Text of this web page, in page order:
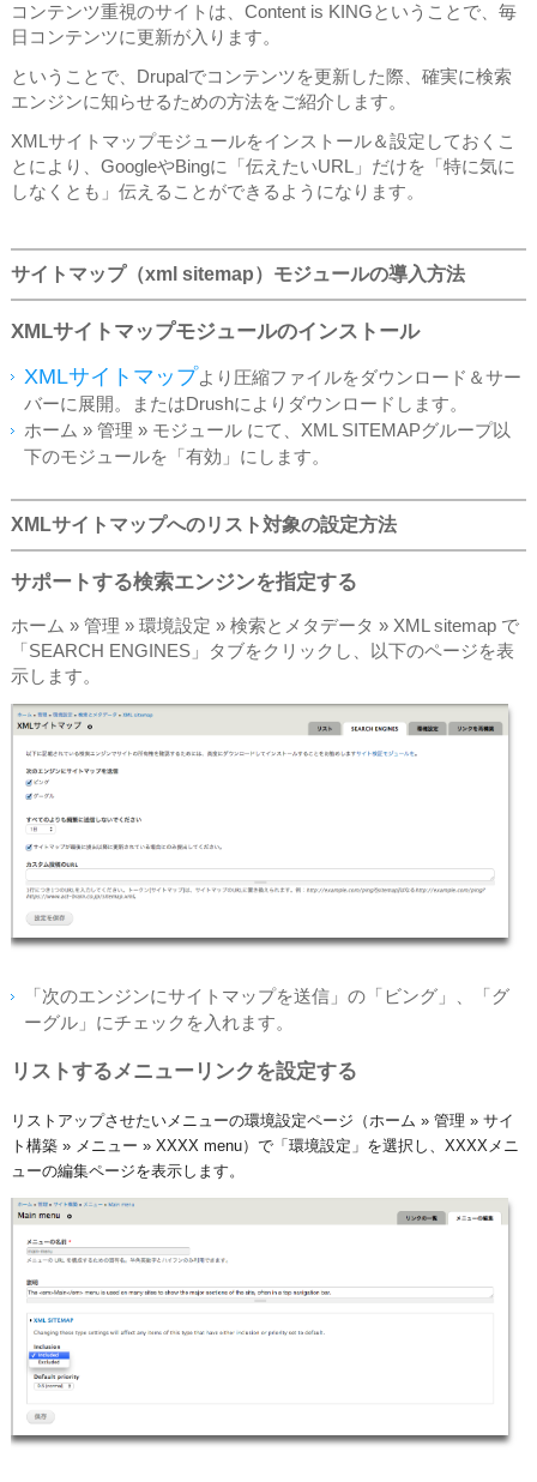
コンテンツ重視のサイトは、Content is KINGということで、毎
日コンテンツに更新が入ります。
ということで、Drupalでコンテンツを更新した際、確実に検索
エンジンに知らせるための方法をご紹介します。
XMLサイトマップモジュールをインストール＆設定しておくこ
とにより、GoogleやBingに「伝えたいURL」だけを「特に気に
しなくとも」伝えることができるようになります。
サイトマップ（xml sitemap）モジュールの導入方法
XMLサイトマップモジュールのインストール
XMLサイトマップより圧縮ファイルをダウンロード＆サー
バーに展開。またはDrushによりダウンロードします。
ホーム » 管理 » モジュール にて、XML SITEMAPグループ以
下のモジュールを「有効」にします。
XMLサイトマップへのリスト対象の設定方法
サポートする検索エンジンを指定する
ホーム » 管理 » 環境設定 » 検索とメタデータ » XML sitemap で
「SEARCH ENGINES」タブをクリックし、以下のページを表
示します。
「次のエンジンにサイトマップを送信」の「ビング」、「グ
ーグル」にチェックを入れます。
リストするメニューリンクを設定する
リストアップさせたいメニューの環境設定ページ（ホーム » 管理 » サイ
ト構築 » メニュー » XXXX menu）​で「環境設定」を選択し、XXXXメニ
ューの編集ページを表示します。